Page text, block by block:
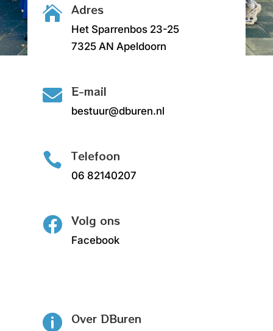
 Adres
Het Sparrenbos 23-25
7325 AN Apeldoorn
 E-mail
bestuur@dburen.nl
 Telefoon
06 82140207
 Volg ons
Facebook
 Over DBuren